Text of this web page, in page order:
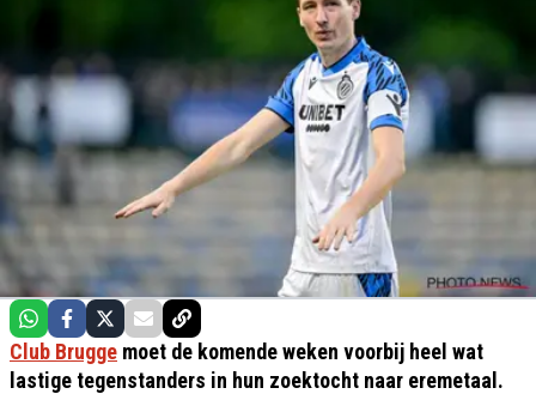
Club Brugge moet de komende weken voorbij heel wat
lastige tegenstanders in hun zoektocht naar eremetaal.